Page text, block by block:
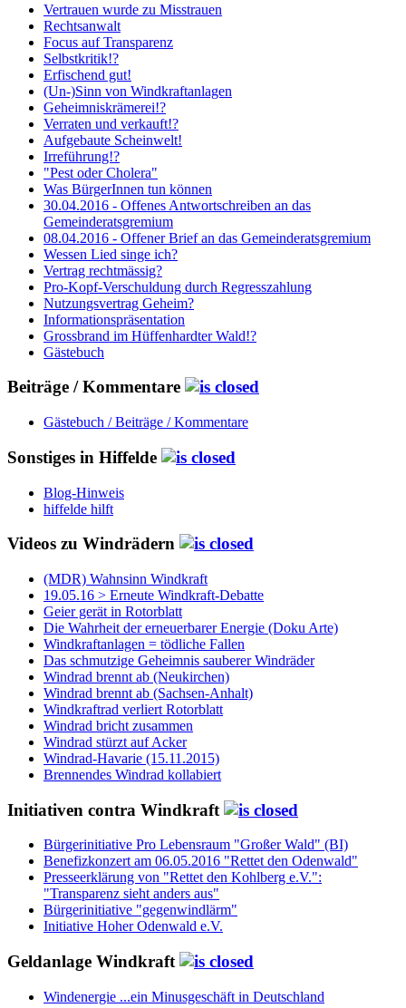
Vertrauen wurde zu Misstrauen
Rechtsanwalt
Focus auf Transparenz
Selbstkritik!?
Erfischend gut!
(Un-)Sinn von Windkraftanlagen
Geheimniskrämerei!?
Verraten und verkauft!?
Aufgebaute Scheinwelt!
Irreführung!?
"Pest oder Cholera"
Was BürgerInnen tun können
30.04.2016 - Offenes Antwortschreiben an das
Gemeinderatsgremium
08.04.2016 - Offener Brief an das Gemeinderatsgremium
Wessen Lied singe ich?
Vertrag rechtmässig?
Pro-Kopf-Verschuldung durch Regresszahlung
Nutzungsvertrag Geheim?
Informationspräsentation
Grossbrand im Hüffenhardter Wald!?
Gästebuch
Beiträge / Kommentare
Gästebuch / Beiträge / Kommentare
Sonstiges in Hiffelde
Blog-Hinweis
hiffelde hilft
Videos zu Windrädern
(MDR) Wahnsinn Windkraft
19.05.16 > Erneute Windkraft-Debatte
Geier gerät in Rotorblatt
Die Wahrheit der erneuerbarer Energie (Doku Arte)
Windkraftanlagen = tödliche Fallen
Das schmutzige Geheimnis sauberer Windräder
Windrad brennt ab (Neukirchen)
Windrad brennt ab (Sachsen-Anhalt)
Windkraftrad verliert Rotorblatt
Windrad bricht zusammen
Windrad stürzt auf Acker
Windrad-Havarie (15.11.2015)
Brennendes Windrad kollabiert
Initiativen contra Windkraft
Bürgerinitiative Pro Lebensraum "Großer Wald" (BI)
Benefizkonzert am 06.05.2016 "Rettet den Odenwald"
Presseerklärung von "Rettet den Kohlberg e.V.":
"Transparenz sieht anders aus"
Bürgerinitiative "gegenwindlärm"
Initiative Hoher Odenwald e.V.
Geldanlage Windkraft
Windenergie ...ein Minusgeschäft in Deutschland